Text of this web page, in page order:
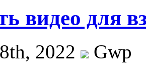
видео для
2022
Gwp